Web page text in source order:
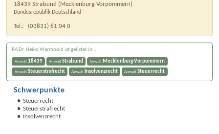
18439 Stralsund (Mecklenburg-Vorpommern)
Bundesrepublik Deutschland
Tel.: (03831) 61 04 0
RA Dr. Heiko Warmbold ist gelistet in ...
Anwalt 18439 Anwalt Stralsund Anwalt Mecklenburg-Vorpommern
Anwalt Steuerstrafrecht Anwalt Insolvenzrecht AnwaltSteuerrecht
Schwerpunkte
Steuerrecht
Steuerstrafrecht
Insolvenzrecht